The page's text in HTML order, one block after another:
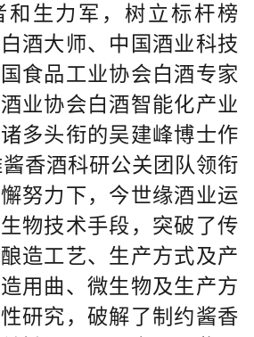
和生力军，树立标杆榜
酒大师、中国酒业科技
食品工业协会白酒专家
业协会白酒智能化产业
多头衔的吴建峰博士作
香酒科研公关团队领衔
努力下，今世缘酒业运
物技术手段，突破了传
造工艺、生产方式及产
用曲、微生物及生产方
研究，破解了制约酱香